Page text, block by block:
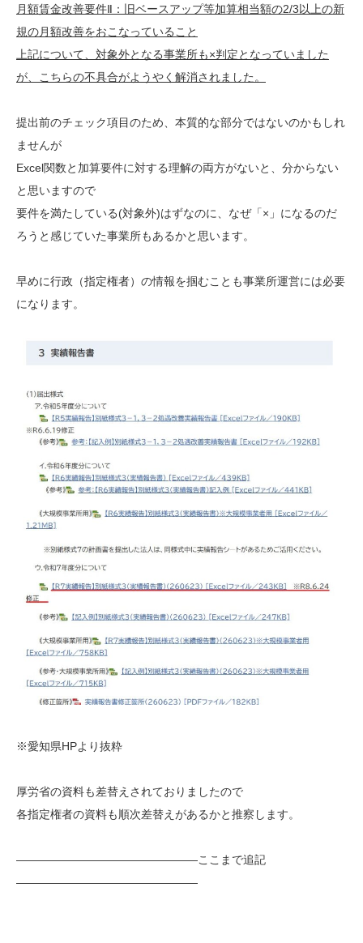
月額賃金改善要件Ⅱ：旧ベースアップ等加算相当額の2/3以上の新
規の月額改善をおこなっていること
上記について、対象外となる事業所も×判定となっていました
が、こちらの不具合がようやく解消されました。
提出前のチェック項目のため、本質的な部分ではないのかもしれ
ませんが
Excel関数と加算要件に対する理解の両方がないと、分からない
と思いますので
要件を満たしている(対象外)はずなのに、なぜ「×」になるのだ
ろうと感じていた事業所もあるかと思います。
早めに行政（指定権者）の情報を掴むことも事業所運営には必要
になります。
※愛知県HPより抜粋
厚労省の資料も差替えされておりましたので
各指定権者の資料も順次差替えがあるかと推察します。
————————————————ここまで追記
————————————————